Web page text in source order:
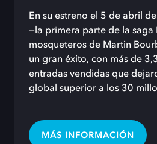
En su estreno el 5 de abril
—la primera parte de la saga
mosqueteros de Martin
un gran éxito, con más de
entradas vendidas que
global superior a los 30
MÁS INFORMACIÓN